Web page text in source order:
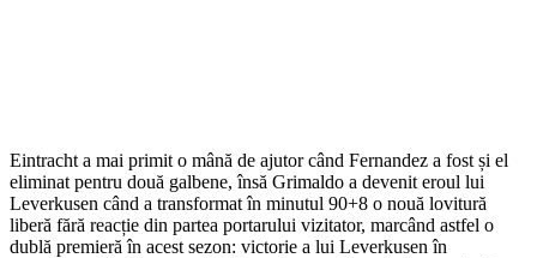
Eintracht a mai primit o mână de ajutor când Fernandez a fost și el
eliminat pentru două galbene, însă Grimaldo a devenit eroul lui
Leverkusen când a transformat în minutul 90+8 o nouă lovitură
liberă fără reacție din partea portarului vizitator, marcând astfel o
dublă premieră în acest sezon: victorie a lui Leverkusen în